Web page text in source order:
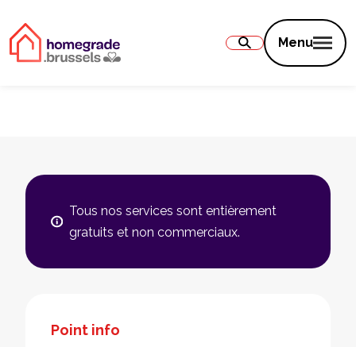
Menu
Tous nos services sont entièrement
gratuits et non commerciaux.
Point info